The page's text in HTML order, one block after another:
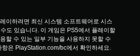
이하려면 최신 시스템 소프트웨어로 시스
도 있습니다. 이 게임은 PS5에서 플레이할
할 수 있는 일부 기능을 사용하지 못할 수
항은 PlayStation.com/bc에서 확인하세요.